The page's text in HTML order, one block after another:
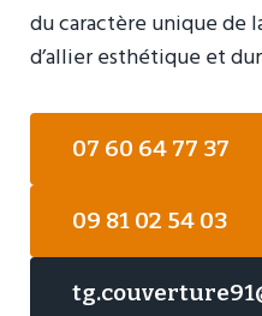
du caractère unique de
d’allier esthétique et
07 60 64 77 37
09 81 02 54 03